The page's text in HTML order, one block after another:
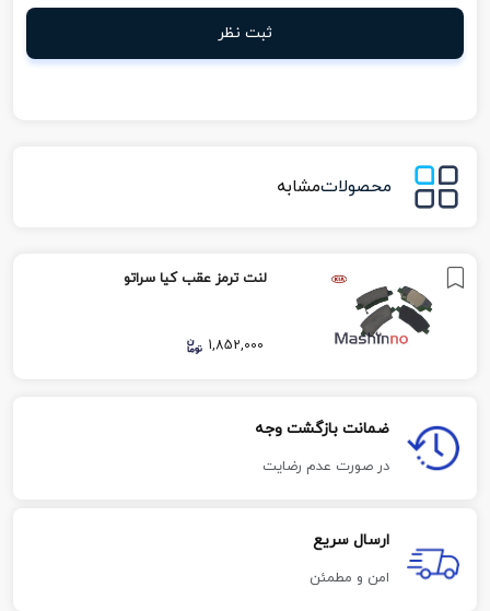
ثبت نظر
محصولاتمشابه
لنت ترمز عقب کیا سراتو
1,852,000
ضمانت بازگشت وجه
در صورت عدم رضایت
ارسال سریع
امن و مطمئن